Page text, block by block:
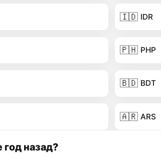
🇮🇩 IDR
🇵🇭 PHP
🇧🇩 BDT
🇦🇷 ARS
назад?